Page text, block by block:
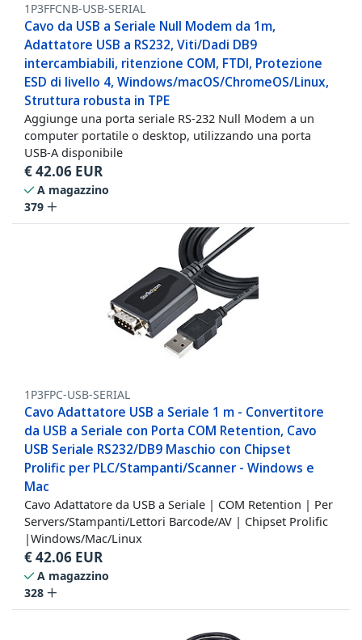
1P3FFCNB-USB-SERIAL
Cavo da USB a Seriale Null Modem da 1m,
Adattatore USB a RS232, Viti/Dadi DB9
intercambiabili, ritenzione COM, FTDI, Protezione
ESD di livello 4, Windows/macOS/ChromeOS/Linux,
Struttura robusta in TPE
Aggiunge una porta seriale RS-232 Null Modem a un
computer portatile o desktop, utilizzando una porta
USB-A disponibile
€42.06 EUR
A magazzino
379
1P3FPC-USB-SERIAL
Cavo Adattatore USB a Seriale 1 m - Convertitore
da USB a Seriale con Porta COM Retention, Cavo
USB Seriale RS232/DB9 Maschio con Chipset
Prolific per PLC/Stampanti/Scanner - Windows e
Mac
Cavo Adattatore da USB a Seriale | COM Retention | Per
Servers/Stampanti/Lettori Barcode/AV | Chipset Prolific
|Windows/Mac/Linux
€42.06 EUR
A magazzino
328